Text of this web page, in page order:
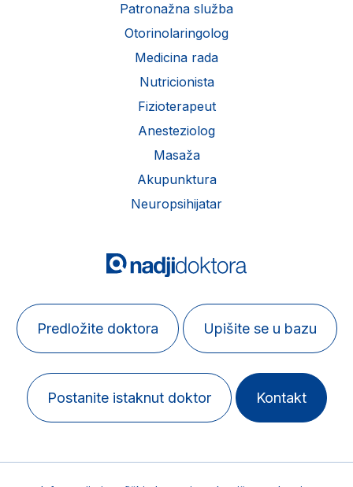
Patronažna služba
Otorinolaringolog
Medicina rada
Nutricionista
Fizioterapeut
Anesteziolog
Masaža
Akupunktura
Neuropsihijatar
Predložite doktora Upišite se u bazu
Postanite istaknut doktor Kontakt